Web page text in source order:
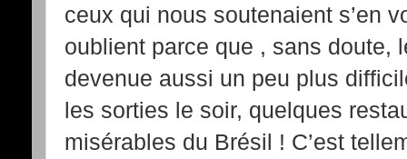
ceux qui nous soutenaient s’en
oublient parce que , sans doute,
devenue aussi un peu plus
les sorties le soir, quelques
misérables du Brésil ! C’est